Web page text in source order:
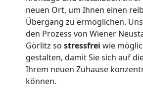
neuen Ort, um Ihnen einen
Übergang zu ermöglichen.
den Prozess von Wiener
Görlitz so stressfrei wie
gestalten, damit Sie sich auf
Ihrem neuen Zuhause
können.
Wiener
Neustadt
Übersiedlung